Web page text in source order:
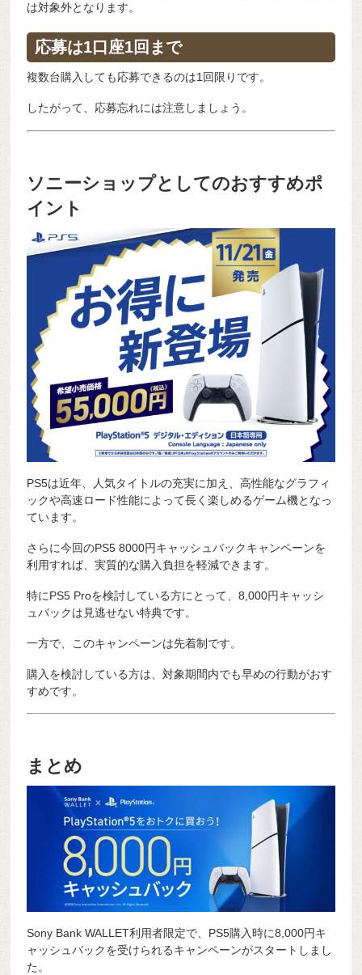
は対象外となります。
応募は1口座1回まで
複数台購入しても応募できるのは1回限りです。
したがって、応募忘れには注意しましょう。
ソニーショップとしてのおすすめポ
イント
PS5は近年、人気タイトルの充実に加え、高性能なグラフィ
ックや高速ロード性能によって長く楽しめるゲーム機となっ
ています。
さらに今回のPS5 8000円キャッシュバックキャンペーンを
利用すれば、実質的な購入負担を軽減できます。
特にPS5 Proを検討している方にとって、8,000円キャッシ
ュバックは見逃せない特典です。
一方で、このキャンペーンは先着制です。
購入を検討している方は、対象期間内でも早めの行動がおす
すめです。
まとめ
Sony Bank WALLET利用者限定で、PS5購入時に8,000円キ
ャッシュバックを受けられるキャンペーンがスタートしまし
た。